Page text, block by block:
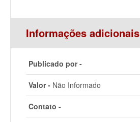
Informações adicionais
Publicado por -
Valor - Não Informado
Contato -